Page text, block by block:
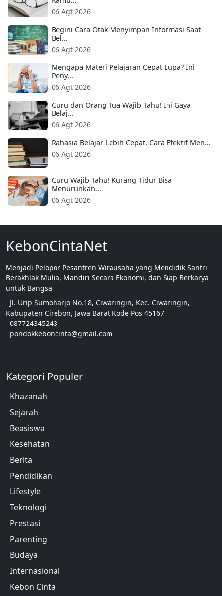
06 Agt 2026
Begini Cara Otak Menyimpan Informasi Saat
Bel...
06 Agt 2026
Mengapa Materi Pelajaran Cepat Lupa? Ini
Peny...
06 Agt 2026
Guru dan Orang Tua Wajib Tahu! Ini Gaya
Belaj...
06 Agt 2026
Rahasia Belajar Lebih Cepat, Cara Efektif Men...
06 Agt 2026
Guru Wajib Tahu! Kurang Tidur Bisa
Menurunkan...
06 Agt 2026
KebonCintaNet
Menjadi Pelopor Pesantren Wirausaha yang Mendidik Santri
Berakhlak Mulia, Mandiri Secara Ekonomi, dan Siap Berkarya
untuk Bangsa
Jl. Urip Sumoharjo No.18, Ciwaringin, Kec. Ciwaringin,
Kabupaten Cirebon, Jawa Barat Kode Pos 45167
087724345243
pondokkeboncinta@gmail.com
Kategori Populer
Khazanah
Sejarah
Beasiswa
Kesehatan
Berita
Pendidikan
Lifestyle
Teknologi
Prestasi
Parenting
Budaya
Internasional
Kebon Cinta